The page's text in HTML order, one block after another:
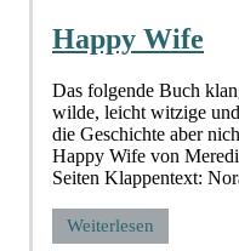
Happy Wife
Das folgende Buch
wilde, leicht witzige
die Geschichte aber
Happy Wife von
Seiten Klappentext:
Weiterlesen